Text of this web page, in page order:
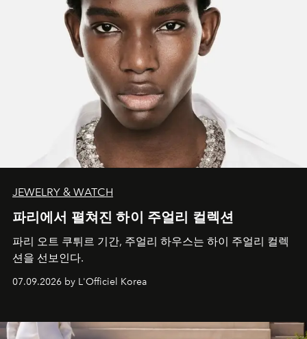
JEWELRY & WATCH
파리에서 펼쳐진 하이 주얼리 컬렉션
파리 오트 쿠튀르 기간, 주얼리 하우스는 하이 주얼리 컬렉
션을 선보인다.
07.09.2026 by L'Officiel Korea